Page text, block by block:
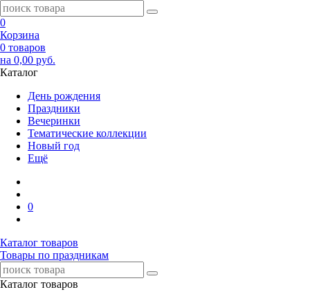
0
Корзина
0 товаров
на 0,00 руб.
Каталог
День рождения
Праздники
Вечеринки
Тематические коллекции
Новый год
Ещё
0
Каталог товаров
Товары по праздникам
Каталог товаров